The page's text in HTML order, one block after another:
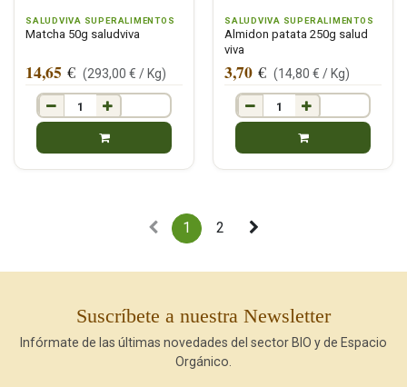
SALUDVIVA SUPERALIMENTOS
Matcha 50g saludviva
14,65 € (293,00 € / Kg)
SALUDVIVA SUPERALIMENTOS
Almidon patata 250g salud
viva
3,70 € (14,80 € / Kg)
1 2
Suscríbete a nuestra Newsletter
Infórmate de las últimas novedades del sector BIO y de Espacio
Orgánico.